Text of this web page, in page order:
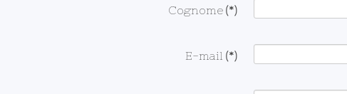
Cognome (*)
E-mail (*)